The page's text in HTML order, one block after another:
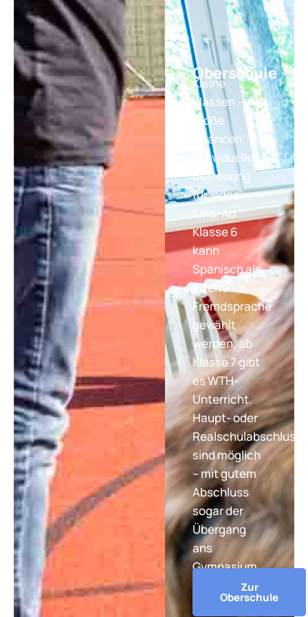
Oberschule
Kleine
Klassen –
große
Chancen:
Individuelle
Betreuung
für jedes
Kind. Ab
Klasse 6
kann
Spanisch als
zweite
Fremdsprache
gewählt
werden, ab
Klasse 7 gibt
es WTH-
Unterricht.
Haupt- oder
Realschulabschluss
sind möglich
– mit gutem
Abschluss
sogar der
Übergang
ans
Gymnasium.
Zur
Oberschule